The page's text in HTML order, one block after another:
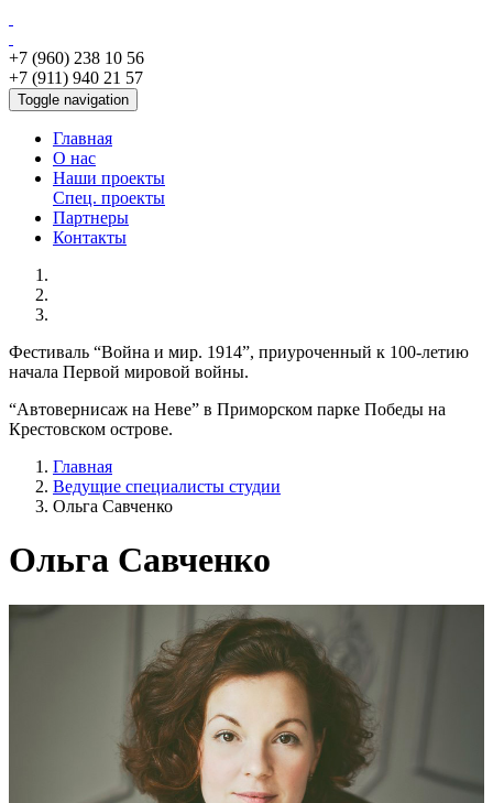
+7 (960) 238 10 56
+7 (911) 940 21 57
Toggle navigation
Главная
О нас
Наши проекты
Спец. проекты
Партнеры
Контакты
Фестиваль “Война и мир. 1914”, приуроченный к 100-летию
начала Первой мировой войны.
“Автовернисаж на Неве” в Приморском парке Победы на
Крестовском острове.
Главная
Ведущие специалисты студии
Ольга Савченко
Ольга Савченко